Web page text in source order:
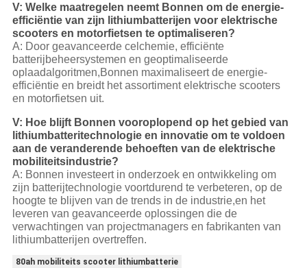
V: Welke maatregelen neemt Bonnen om de energie-
efficiëntie van zijn lithiumbatterijen voor elektrische
scooters en motorfietsen te optimaliseren?
A: Door geavanceerde celchemie, efficiënte
batterijbeheersystemen en geoptimaliseerde
oplaadalgoritmen,Bonnen maximaliseert de energie-
efficiëntie en breidt het assortiment elektrische scooters
en motorfietsen uit.
V: Hoe blijft Bonnen vooroplopend op het gebied van
lithiumbatteritechnologie en innovatie om te voldoen
aan de veranderende behoeften van de elektrische
mobiliteitsindustrie?
A: Bonnen investeert in onderzoek en ontwikkeling om
zijn batterijtechnologie voortdurend te verbeteren, op de
hoogte te blijven van de trends in de industrie,en het
leveren van geavanceerde oplossingen die de
verwachtingen van projectmanagers en fabrikanten van
lithiumbatterijen overtreffen.
80ah mobiliteits scooter lithiumbatterie